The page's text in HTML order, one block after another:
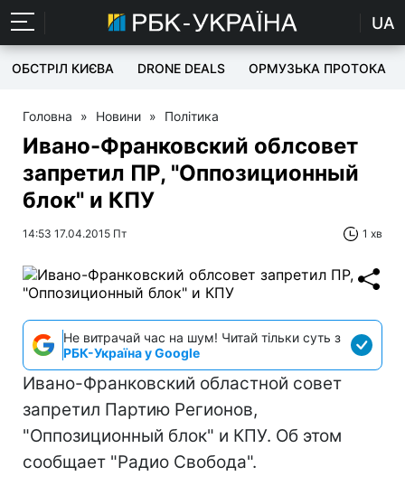
UA
ОБСТРІЛ КИЄВА DRONE DEALS ОРМУЗЬКА ПРОТОКА
Головна » Новини » Політика
Ивано-Франковский облсовет
запретил ПР, "Оппозиционный
блок" и КПУ
14:53 17.04.2015 Пт 1 хв
Не витрачай час на шум! Читай тільки суть з
РБК-Україна у Google
Ивано-Франковский областной совет
запретил Партию Регионов,
"Оппозиционный блок" и КПУ. Об этом
сообщает "Радио Свобода".